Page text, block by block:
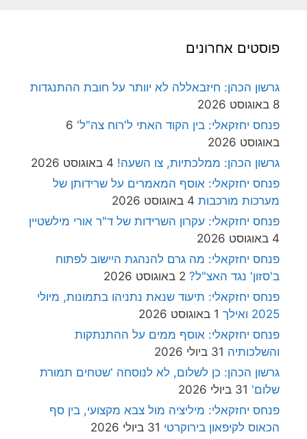
פוסטים אחרונים
גרשון הכהן: חיזבאללה לא יוותר על חובת ההתנגדות
8 באוגוסט 2026
פנחס יחזקאלי: בין הקוד האתי ל'רוח צה"ל' 6
באוגוסט 2026
גרשון הכהן: ממלכתיות, צו השעה! 4 באוגוסט 2026
פנחס יחזקאלי: אוסף המאמרים על שרידותן של
מערכות מורכבות 4 באוגוסט 2026
פנחס יחזקאלי: עקרון השרידות של ד"ר אורי מילשטיין
4 באוגוסט 2026
פנחס יחזקאלי: מה גרם להנהגת היישוב לפתוח
ב'סזון' נגד האצ"ל? 2 באוגוסט 2026
פנחס יחזקאלי: תיעוד שנאת נתניהו בתמונות, מיולי
2025 ואילך
1 באוגוסט 2026
פנחס יחזקאלי: אוסף ממים על ההתנתקות
והשלכותיה 31 ביולי 2026
גרשון הכהן: כן לשלום, לא לנוסחה 'שטחים תמורת
שלום' 31 ביולי 2026
פנחס יחזקאלי: מיליציה מול צבא מקצועי, בין סף
הכאוס לקיפאון בירוקרטי 31 ביולי 2026